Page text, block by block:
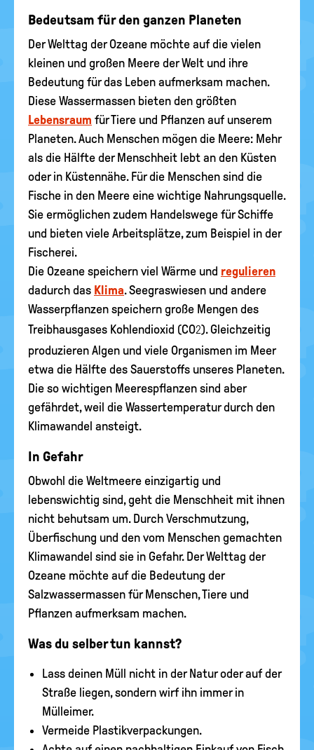
Bedeutsam für den ganzen Planeten
Der Welttag der Ozeane möchte auf die vielen
kleinen und großen Meere der Welt und ihre
Bedeutung für das Leben aufmerksam machen.
Diese Wassermassen bieten den größten
Lebensraum für Tiere und Pflanzen auf unserem
Planeten. Auch Menschen mögen die Meere: Mehr
als die Hälfte der Menschheit lebt an den Küsten
oder in Küstennähe. Für die Menschen sind die
Fische in den Meere eine wichtige Nahrungsquelle.
Sie ermöglichen zudem Handelswege für Schiffe
und bieten viele Arbeitsplätze, zum Beispiel in der
Fischerei.
Die Ozeane speichern viel Wärme und regulieren
dadurch das Klima. Seegraswiesen und andere
Wasserpflanzen speichern große Mengen des
Treibhausgases Kohlendioxid (CO2). Gleichzeitig
produzieren Algen und viele Organismen im Meer
etwa die Hälfte des Sauerstoffs unseres Planeten.
Die so wichtigen Meerespflanzen sind aber
gefährdet, weil die Wassertemperatur durch den
Klimawandel ansteigt.
In Gefahr
Obwohl die Weltmeere einzigartig und
lebenswichtig sind, geht die Menschheit mit ihnen
nicht behutsam um. Durch Verschmutzung,
Überfischung und den vom Menschen gemachten
Klimawandel sind sie in Gefahr. Der Welttag der
Ozeane möchte auf die Bedeutung der
Salzwassermassen für Menschen, Tiere und
Pflanzen aufmerksam machen.
Was du selber tun kannst?
Lass deinen Müll nicht in der Natur oder auf der
Straße liegen, sondern wirf ihn immer in
Mülleimer.
Vermeide Plastikverpackungen.